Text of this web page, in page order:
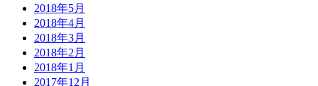
2018年5月
2018年4月
2018年3月
2018年2月
2018年1月
2017年12月